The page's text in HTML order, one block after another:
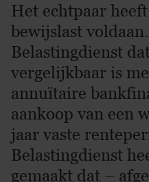
Het echtpaar
bewijslast
Belastingdienst
vergelijkbaar is
annuïtaire
aankoop van een
jaar vaste
Belastingdienst
gemaakt dat –